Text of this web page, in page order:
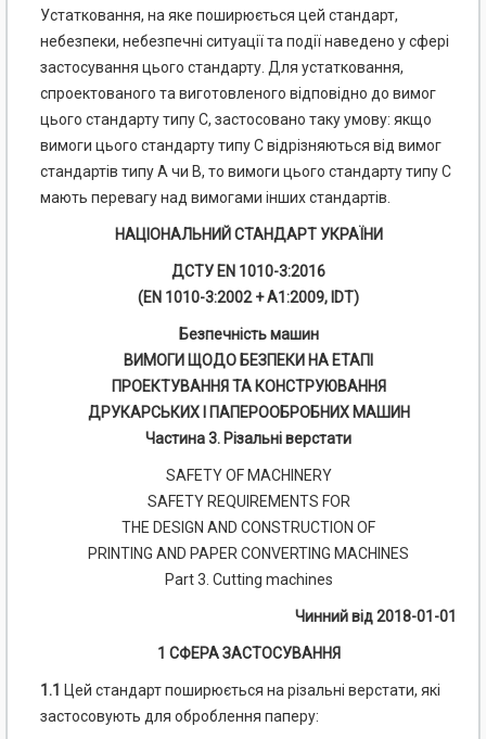
Устатковання, на яке поширюється цей стандарт,
небезпеки, небезпечні ситуації та події наведено у сфері
застосування цього стандарту. Для устатковання,
спроектованого та виготовленого відповідно до вимог
цього стандарту типу С, застосовано таку умову: якщо
вимоги цього стандарту типу С відрізняються від вимог
стандартів типу А чи В, то вимоги цього стандарту типу С
мають перевагу над вимогами інших стандартів.
НАЦІОНАЛЬНИЙ СТАНДАРТ УКРАЇНИ
ДСТУ EN 1010-3:2016
(EN 1010-3:2002 + А1:2009, IDT)
Безпечність машин
ВИМОГИ ЩОДО БЕЗПЕКИ НА ЕТАПІ
ПРОЕКТУВАННЯ ТА КОНСТРУЮВАННЯ
ДРУКАРСЬКИХ І
ПАПЕРООБРОБНИХ МАШИН
Частина 3. Різальні верстати
SAFETY OF MACHINERY
SAFETY REQUIREMENTS FOR
THE DESIGN AND CONSTRUCTION OF
PRINTING AND PAPER CONVERTING MACHINES
Part 3. Cutting machines
Чинний від 2018-01-01
1 СФЕРА ЗАСТОСУВАННЯ
1.1 Цей стандарт поширюється на різальні верстати, які
застосовують для оброблення паперу: